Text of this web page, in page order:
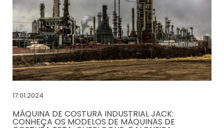
17.01.2024
MÁQUINA DE COSTURA INDUSTRIAL JACK:
CONHEÇA OS MODELOS DE MÁQUINAS DE